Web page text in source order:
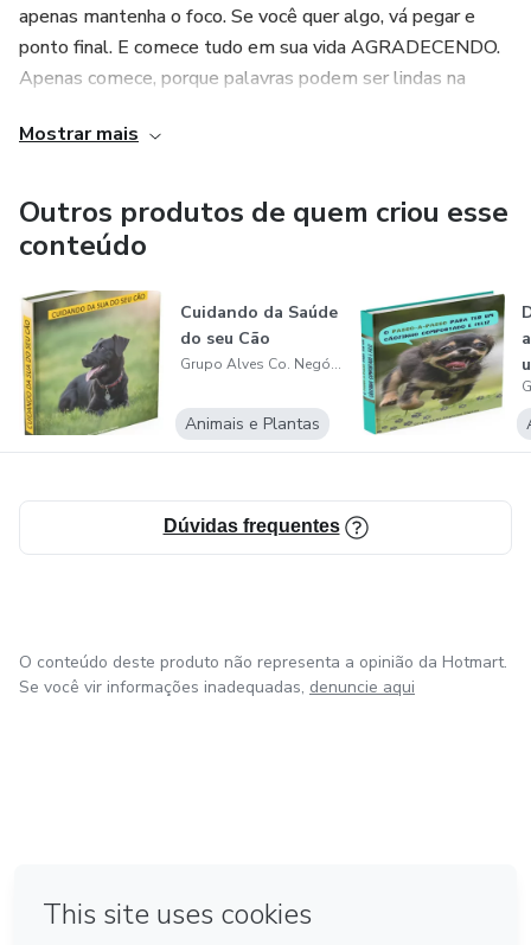
apenas mantenha o foco. Se você quer algo, vá pegar e
ponto final. E comece tudo em sua vida AGRADECENDO.
Apenas comece, porque palavras podem ser lindas na
Mostrar mais
Outros produtos de quem criou esse
conteúdo
Cuidando da Saúde
do seu Cão
Grupo Alves Co. Negócios Digitais
Animais e Plantas
Dúvidas frequentes
O conteúdo deste produto não representa a opinião da Hotmart.
Se você vir informações inadequadas, denuncie aqui
Feito com ❤ na Cidade do México